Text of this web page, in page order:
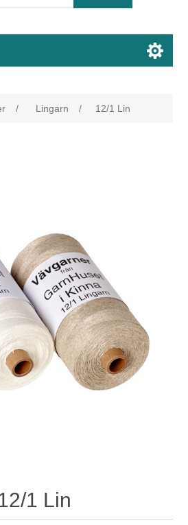
/ Lingarn / 12/1 Lin
1 Lin